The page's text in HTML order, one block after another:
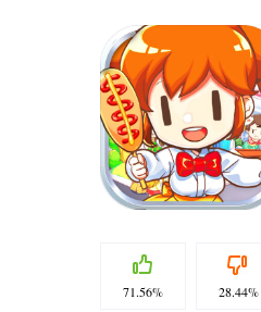
71.56% 28.44%